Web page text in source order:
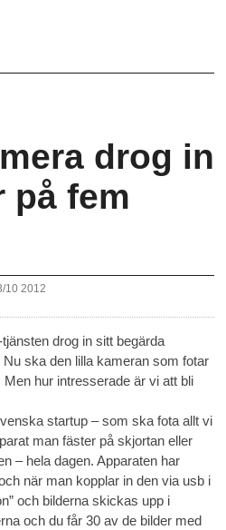
drog in
på fem
10 2012
drog in sitt begärda
ska den lilla kameran som fotar
hur intresserade är vi att bli
startup – som ska fota allt vi
man fäster på skjortan eller
– hela dagen. Apparaten har
när man kopplar in den via usb i
och bilderna skickas upp i
och du får 30 av de bilder med